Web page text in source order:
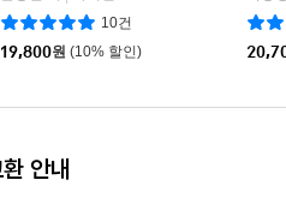
인간을 바라보자는 호소……. 억
』은 절실히 필요한 현실 점검으
AI 지도자들이 왜 자신의 기술
10건
19,800원 (10% 할인)
안내